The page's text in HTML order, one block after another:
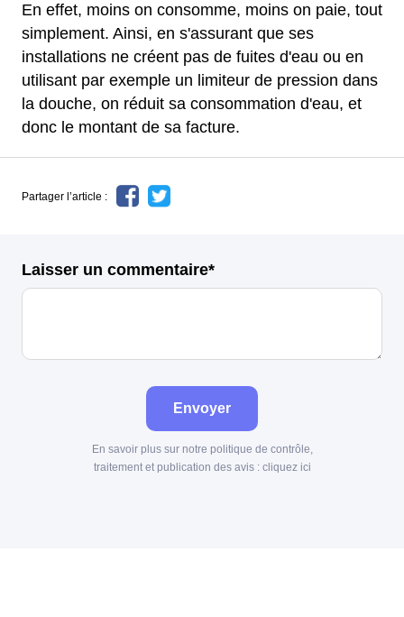
En effet, moins on consomme, moins on paie, tout
simplement. Ainsi, en s'assurant que ses
installations ne créent pas de fuites d'eau ou en
utilisant par exemple un limiteur de pression dans
la douche, on réduit sa consommation d'eau, et
donc le montant de sa facture.
Partager l’article :
Laisser un commentaire*
Envoyer
En savoir plus sur notre politique de contrôle,
traitement et publication des avis : cliquez ici